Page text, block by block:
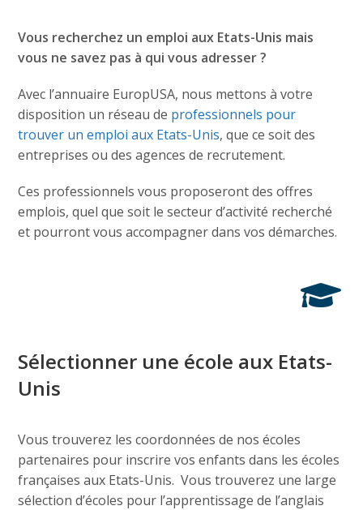
Vous recherchez un emploi aux Etats-Unis mais
vous ne savez pas à qui vous adresser ?
Avec l’annuaire EuropUSA, nous mettons à votre
disposition un réseau de professionnels pour
trouver un emploi aux Etats-Unis, que ce soit des
entreprises ou des agences de recrutement.
Ces professionnels vous proposeront des offres
emplois, quel que soit le secteur d’activité recherché
et pourront vous accompagner dans vos démarches.
Sélectionner une école aux Etats-
Unis
Vous trouverez les coordonnées de nos écoles
partenaires pour inscrire vos enfants dans les écoles
françaises aux Etats-Unis. Vous trouverez une large
sélection d’écoles pour l’apprentissage de l’anglais